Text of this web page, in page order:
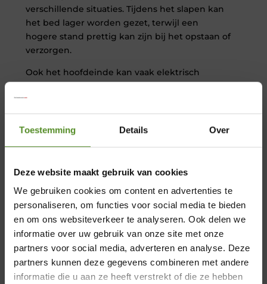
Toestemming Details Over
Deze website maakt gebruik van cookies
We gebruiken cookies om content en advertenties te
personaliseren, om functies voor social media te bieden
en om ons websiteverkeer te analyseren. Ook delen we
informatie over uw gebruik van onze site met onze
partners voor social media, adverteren en analyse. Deze
partners kunnen deze gegevens combineren met andere
informatie die u aan ze heeft verstrekt of die ze hebben
verschillende situaties. Tijdens het slapen kan
het bed lager worden gezet, terwijl een
hogere stand prettig kan zijn bij het opstaan of
verzorgen.
Ook het hoofdeinde kan vaak elektrisch
omhoog worden gebracht. Hierdoor ontstaat
een comfortabele zitpositie voor lezen, televisie
kijken, eten of ontspannen.
Een huiselijke uitstraling
medische uitstraling te hebben. Er zijn
moderne boxspring, maar wel beschikken over
praktische hoog-laagfuncties.
U kunt kiezen uit verschillende stoffen,
kleuren, hoofdborden en afmetingen. Bekijk
de collectiehoog laag boxspringsvoor
verschillende uitvoeringen met een
×